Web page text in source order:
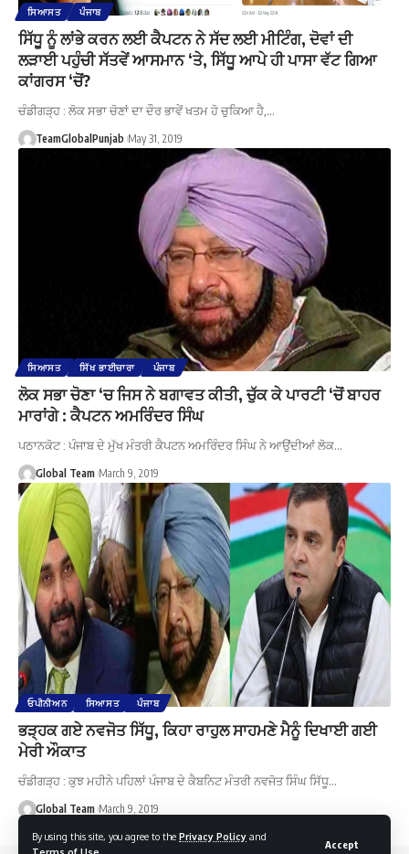
By using this site, you agree to the Privacy Policy and
Accept
ਸਿਆਸਤ ਪੰਜਾਬ
ਸਿੱਧੂ ਨੂੰ ਲਾਂਭੇ ਕਰਨ ਲਈ ਕੈਪਟਨ ਨੇ ਸੱਦ ਲਈ ਮੀਟਿੰਗ, ਦੋਵਾਂ ਦੀ
ਲੜਾਈ ਪਹੁੰਚੀ ਸੱਤਵੇਂ ਆਸਮਾਨ ‘ਤੇ, ਸਿੱਧੂ ਆਪੇ ਹੀ ਪਾਸਾ ਵੱਟ ਗਿਆ
ਕਾਂਗਰਸ ‘ਚੋਂ?
ਚੰਡੀਗੜ੍ਹ : ਲੋਕ ਸਭਾ ਚੋਣਾਂ ਦਾ ਦੌਰ ਭਾਵੇਂ ਖਤਮ ਹੋ ਚੁਕਿਆ ਹੈ,…
TeamGlobalPunjab May 31, 2019
ਸਿਆਸਤ ਸਿੱਖ ਭਾਈਚਾਰਾ ਪੰਜਾਬ
ਲੋਕ ਸਭਾ ਚੋਣਾ ‘ਚ ਜਿਸ ਨੇ ਬਗਾਵਤ ਕੀਤੀ, ਚੁੱਕ ਕੇ ਪਾਰਟੀ ‘ਚੋਂ ਬਾਹਰ
ਮਾਰਾਂਗੇ : ਕੈਪਟਨ ਅਮਰਿੰਦਰ ਸਿੰਘ
ਪਠਾਨਕੋਟ : ਪੰਜਾਬ ਦੇ ਮੁੱਖ ਮੰਤਰੀ ਕੈਪਟਨ ਅਮਰਿੰਦਰ ਸਿੰਘ ਨੇ ਆਉਂਦੀਆਂ ਲੋਕ…
Global Team March 9, 2019
ਓਪੀਨੀਅਨ ਸਿਆਸਤ ਪੰਜਾਬ
ਭੜ੍ਹਕ ਗਏ ਨਵਜੋਤ ਸਿੱਧੂ, ਕਿਹਾ ਰਾਹੁਲ ਸਾਹਮਣੇ ਮੈਨੂੰ ਦਿਖਾਈ ਗਈ
ਮੇਰੀ ਔਕਾਤ
ਚੰਡੀਗੜ੍ਹ : ਕੁਝ ਮਹੀਨੇ ਪਹਿਲਾਂ ਪੰਜਾਬ ਦੇ ਕੈਬਨਿਟ ਮੰਤਰੀ ਨਵਜੋਤ ਸਿੰਘ ਸਿੱਧੂ…
Global Team March 9, 2019